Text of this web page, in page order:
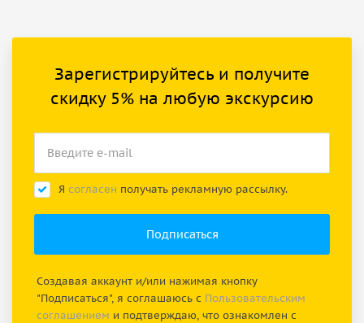
Зарегистрируйтесь и получите
скидку 5% на любую экскурсию
Я согласен получать рекламную рассылку.
Создавая аккаунт и/или нажимая кнопку
"Подписаться", я соглашаюсь с Пользовательским
соглашением и подтверждаю, что ознакомлен с